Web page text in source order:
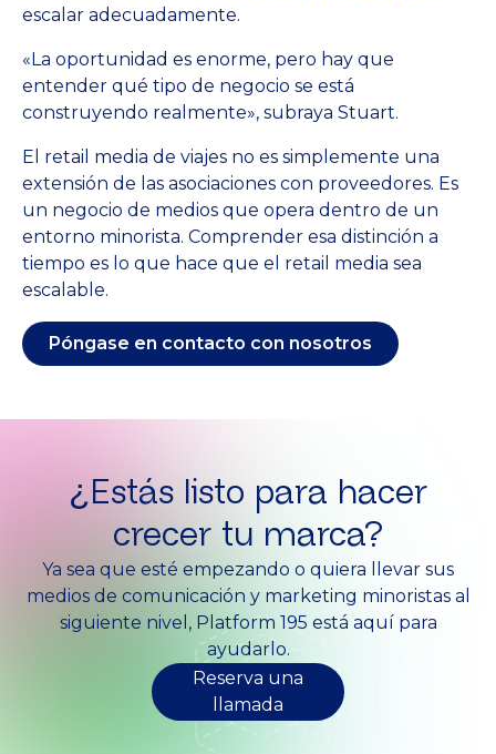
escalar adecuadamente.
«La oportunidad es enorme, pero hay que
entender qué tipo de negocio se está
construyendo realmente», subraya Stuart.
El retail media de viajes no es simplemente una
extensión de las asociaciones con proveedores. Es
un negocio de medios que opera dentro de un
entorno minorista. Comprender esa distinción a
tiempo es lo que hace que el retail media sea
escalable.
Póngase en contacto con nosotros
¿Estás listo para hacer
crecer tu marca?
Ya sea que esté empezando o quiera llevar sus
medios de comunicación y marketing minoristas al
siguiente nivel, Platform 195 está aquí para
ayudarlo.
Reserva una
llamada